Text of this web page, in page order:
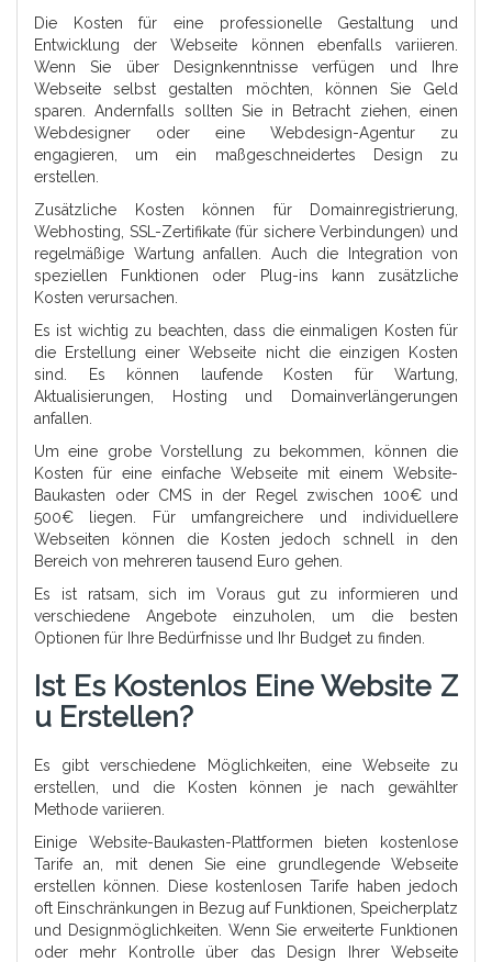
Die Kosten für eine professionelle Gestaltung und
Entwicklung der Webseite können ebenfalls variieren.
Wenn Sie über Designkenntnisse verfügen und Ihre
Webseite selbst gestalten möchten, können Sie Geld
sparen. Andernfalls sollten Sie in Betracht ziehen, einen
Webdesigner oder eine Webdesign-Agentur zu
engagieren, um ein maßgeschneidertes Design zu
erstellen.
Zusätzliche Kosten können für Domainregistrierung,
Webhosting, SSL-Zertifikate (für sichere Verbindungen) und
regelmäßige Wartung anfallen. Auch die Integration von
speziellen Funktionen oder Plug-ins kann zusätzliche
Kosten verursachen.
Es ist wichtig zu beachten, dass die einmaligen Kosten für
die Erstellung einer Webseite nicht die einzigen Kosten
sind. Es können laufende Kosten für Wartung,
Aktualisierungen, Hosting und Domainverlängerungen
anfallen.
Um eine grobe Vorstellung zu bekommen, können die
Kosten für eine einfache Webseite mit einem Website-
Baukasten oder CMS in der Regel zwischen 100€ und
500€ liegen. Für umfangreichere und individuellere
Webseiten können die Kosten jedoch schnell in den
Bereich von mehreren tausend Euro gehen.
Es ist ratsam, sich im Voraus gut zu informieren und
verschiedene Angebote einzuholen, um die besten
Optionen für Ihre Bedürfnisse und Ihr Budget zu finden.
Ist Es Kostenlos Eine Website Z
U Erstellen?
Es gibt verschiedene Möglichkeiten, eine Webseite zu
erstellen, und die Kosten können je nach gewählter
Methode variieren.
Einige Website-Baukasten-Plattformen bieten kostenlose
Tarife an, mit denen Sie eine grundlegende Webseite
erstellen können. Diese kostenlosen Tarife haben jedoch
oft Einschränkungen in Bezug auf Funktionen, Speicherplatz
und Designmöglichkeiten. Wenn Sie erweiterte Funktionen
oder mehr Kontrolle über das Design Ihrer Webseite